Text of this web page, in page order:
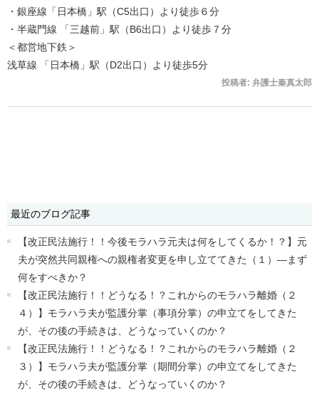
・銀座線「日本橋」駅（C5出口）より徒歩６分
・半蔵門線 「三越前」駅（B6出口）より徒歩７分
＜都営地下鉄＞
浅草線 「日本橋」駅（D2出口）より徒歩5分
投稿者: 弁護士秦真太郎
最近のブログ記事
【改正民法施行！！今後モラハラ元夫は何をしてくるか！？】元
夫が突然共同親権への親権者変更を申し立ててきた（１）―まず
何をすべきか？
【改正民法施行！！どうなる！？これからのモラハラ離婚（２
４）】モラハラ夫が監護分掌（事項分掌）の申立てをしてきた
が、その後の手続きは、どうなっていくのか？
【改正民法施行！！どうなる！？これからのモラハラ離婚（２
３）】モラハラ夫が監護分掌（期間分掌）の申立てをしてきた
が、その後の手続きは、どうなっていくのか？